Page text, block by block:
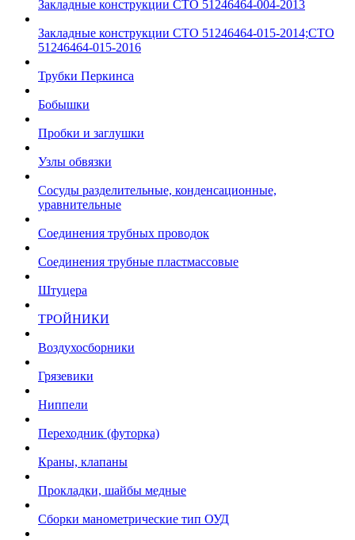
Закладные конструкции СТО 51246464-004-2013
Закладные конструкции СТО 51246464-015-2014;СТО
51246464-015-2016
Трубки Перкинса
Бобышки
Пробки и заглушки
Узлы обвязки
Сосуды разделительные, конденсационные,
уравнительные
Соединения трубных проводок
Соединения трубные пластмассовые
Штуцера
ТРОЙНИКИ
Воздухосборники
Грязевики
Ниппели
Переходник (футорка)
Краны, клапаны
Прокладки, шайбы медные
Сборки манометрические тип ОУД